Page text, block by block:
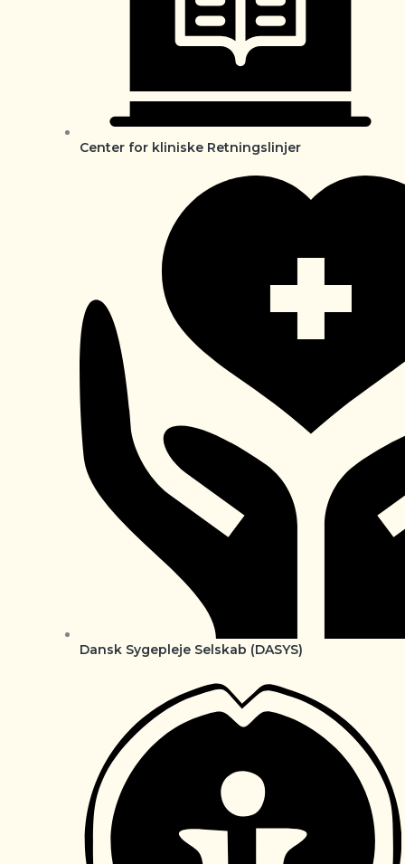
Center for kliniske Retningslinjer
Dansk Sygepleje Selskab (DASYS)